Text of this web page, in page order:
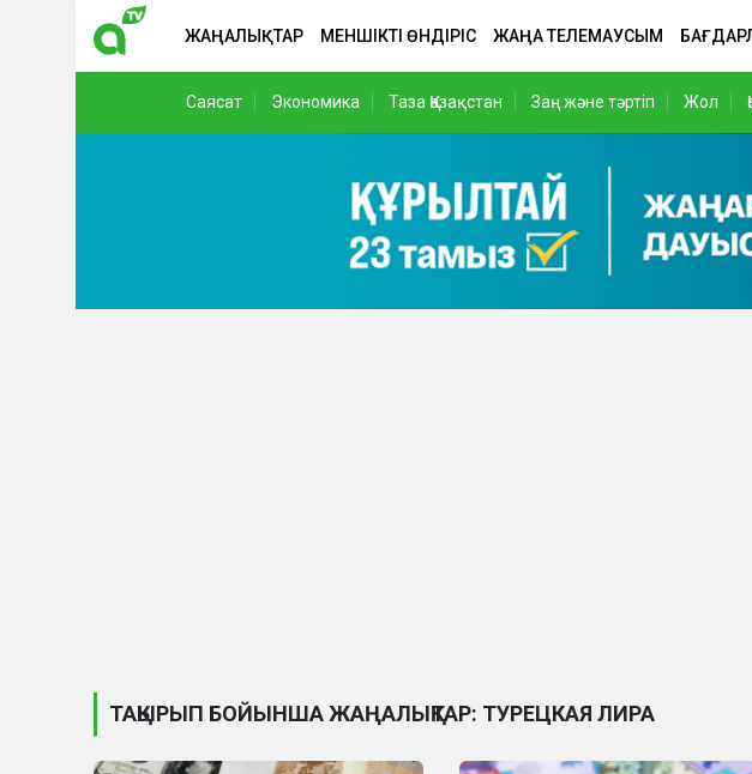
ЖАҢАЛЫҚТАР МЕНШІКТІ ӨНДІРІС ЖАҢА ТЕЛЕМАУСЫМ
Саясат Экономика Таза Қазақстан Заң және тәртіп Жол
ТАҚЫРЫП БОЙЫНША ЖАҢАЛЫҚТАР: ТУРЕЦКАЯ ЛИРА